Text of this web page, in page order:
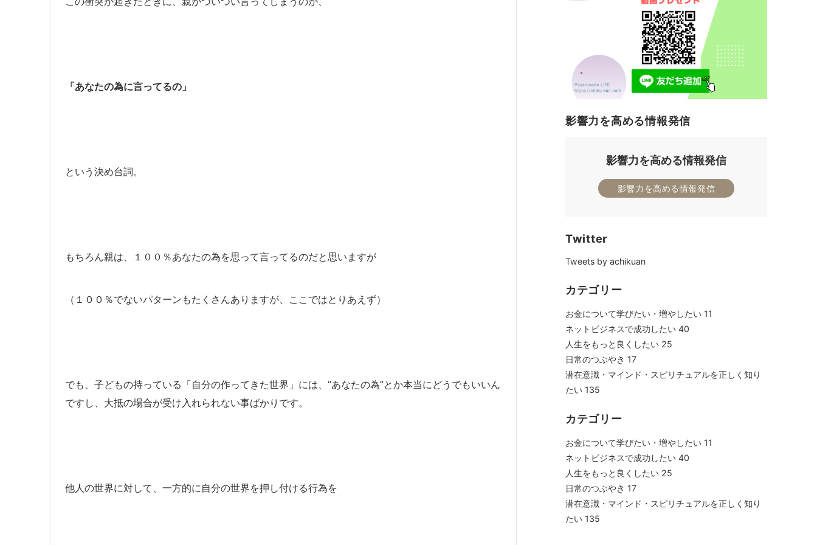
「あなたの為に言ってるの」
という決め台詞。
もちろん親は、１００％あなたの為を思って言ってるのだと思いますが
（１００％でないパターンもたくさんありますが、ここではとりあえず）
でも、子どもの持っている「自分の作ってきた世界」には、”あなたの為”とか本当にどうでもいいん
ですし、大抵の場合が受け入れられない事ばかりです。
他人の世界に対して、一方的に自分の世界を押し付ける行為を
影響力を高める情報発信
影響力を高める情報発信
影響力を高める情報発信
Twitter
Tweets by achikuan
カテゴリー
お金について学びたい・増やしたい 11
ネットビジネスで成功したい 40
人生をもっと良くしたい 25
日常のつぶやき 17
潜在意識・マインド・スピリチュアルを正しく知り
たい 135
カテゴリー
お金について学びたい・増やしたい 11
ネットビジネスで成功したい 40
人生をもっと良くしたい 25
日常のつぶやき 17
潜在意識・マインド・スピリチュアルを正しく知り
たい 135